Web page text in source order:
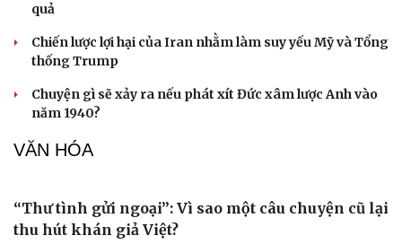
Thủy lôi 1.500 USD suýt đánh chìm tàu chiến Mỹ,
gây thiệt hại 90 triệu USD
Thực hư việc Mỹ cạn kiệt kho tên lửa đắt tiền
quả
Chiến lược lợi hại của Iran nhằm làm suy yếu Mỹ và Tổng